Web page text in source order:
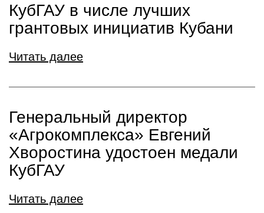
КубГАУ в числе лучших
грантовых инициатив Кубани
Читать далее
Генеральный директор
«Агрокомплекса» Евгений
Хворостина удостоен медали
КубГАУ
Читать далее